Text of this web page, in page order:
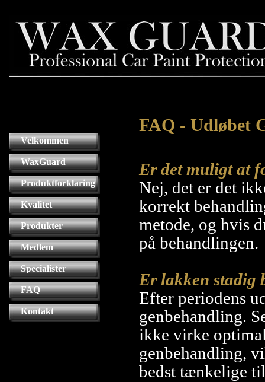
Velkommen
WaxGuard
Produktforklaring
Kvalitet
Produkter
Medlem
Specialister
FAQ
Kontakt
FAQ - Udløbet
Er det muligt at
Nej, det er det
korrekt
metode, og hvis
på behandlingen.
Er lakken stadig
Efter periodens
genbehandling.
ikke virke
genbehandling,
bedst tænkelige